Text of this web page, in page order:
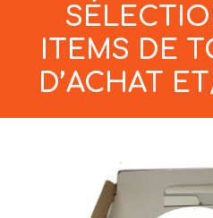
ITEMS DE
D’ACHAT